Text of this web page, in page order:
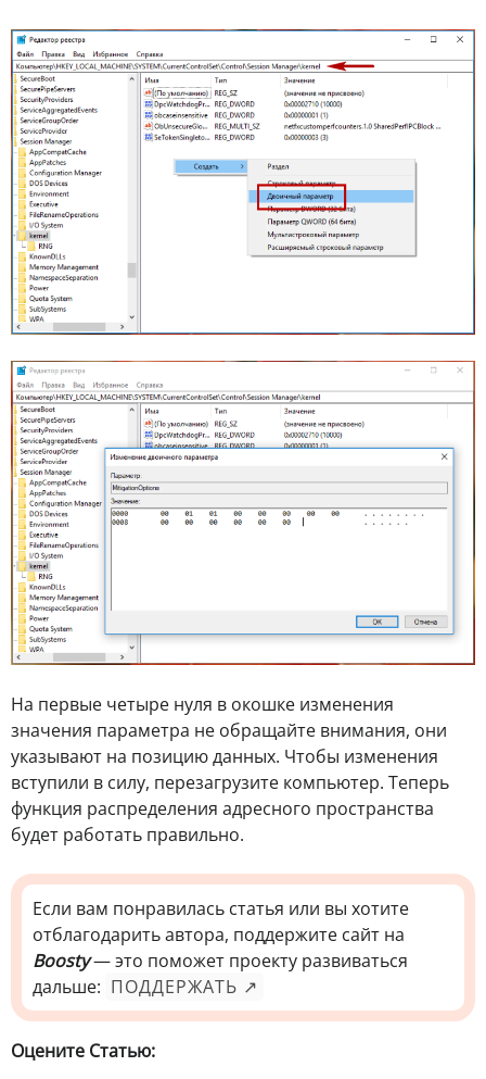
На первые четыре нуля в окошке изменения
значения параметра не обращайте внимания, они
указывают на позицию данных. Чтобы изменения
вступили в силу, перезагрузите компьютер. Теперь
функция распределения адресного пространства
будет работать правильно.
Если вам понравилась статья или вы хотите
отблагодарить автора, поддержите сайт на
Boosty— это поможет проекту развиваться
дальше: ПОДДЕРЖАТЬ ↗
Оцените Статью: